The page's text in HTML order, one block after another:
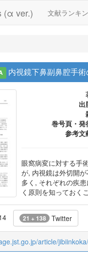
(α ver.) 文献ランキ
内視鏡下鼻副鼻腔手
出
巻号頁・発
参考文
眼窩病変に対する手
が, 内視鏡は外切開
多く, それぞれの疾
く原則を知っておく
21 + 138 Twitter
article/